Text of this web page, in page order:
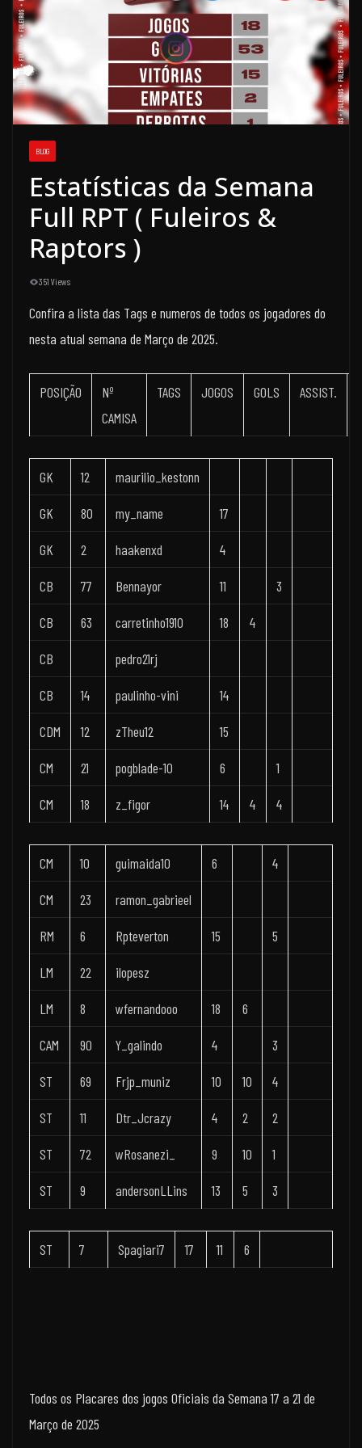
BLOG
Estatísticas da Semana
Full RPT ( Fuleiros &
Raptors )
351 Views
Confira a lista das Tags e numeros de todos os jogadores do
nesta atual semana de Março de 2025.
POSIÇÃO
Nº
CAMISA
TAGS JOGOS GOLS ASSIST.
GK 12 maurilio_kestonn
GK 80 my_name 17
GK 2 haakenxd 4
CB 77 Bennayor 11 3
CB 63 carretinho1910 18 4
CB pedro21rj
CB 14 paulinho-vini 14
CDM 12 zTheu12 15
CM 21 pogblade-10 6 1
CM 18 z_figor 14 4 4
CM 10 guimaida10 6 4
CM 23 ramon_gabrieel
RM 6 Rpteverton 15 5
LM 22 ilopesz
LM 8 wfernandooo 18 6
CAM 90 Y_galindo 4 3
ST 69 Frjp_muniz 10 10 4
ST 11 Dtr_Jcrazy 4 2 2
ST 72 wRosanezi_ 9 10 1
ST 9 andersonLLins 13 5 3
ST 7 Spagiari7 17 11 6
Todos os Placares dos jogos Oficiais da Semana 17 a 21 de
Março de 2025